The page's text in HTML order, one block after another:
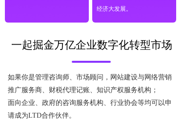
经济大发展。
一起掘金万亿企业数字化转型市场
如果你是管理咨询师、市场顾问，网站建设与网络营销
推广服务商、财税代理记账、知识产权服务机构；
面向企业、政府的咨询服务机构、行业协会等均可以申
请成为LTD合作伙伴。